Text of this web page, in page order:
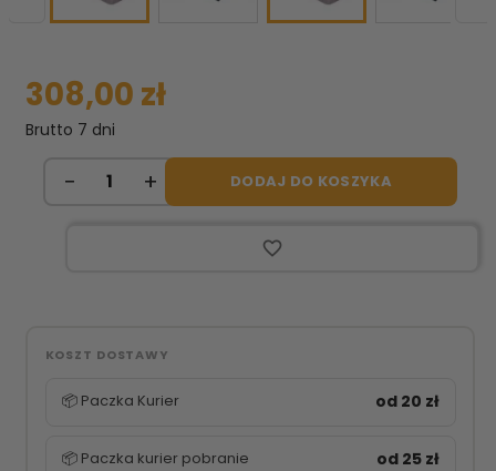
308,00 zł
Brutto 7 dni
DODAJ DO KOSZYKA
favorite_border
KOSZT DOSTAWY
📦 Paczka Kurier od 20 zł
📦 Paczka kurier pobranie od 25 zł